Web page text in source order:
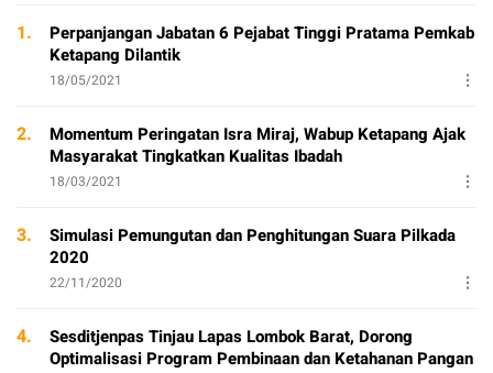
1.
Perpanjangan Jabatan 6 Pejabat Tinggi Pratama Pemkab
Ketapang Dilantik
18/05/2021
2.
Momentum Peringatan Isra Miraj, Wabup Ketapang Ajak
Masyarakat Tingkatkan Kualitas Ibadah
18/03/2021
3.
Simulasi Pemungutan dan Penghitungan Suara Pilkada
2020
22/11/2020
4.
Sesditjenpas Tinjau Lapas Lombok Barat, Dorong
Optimalisasi Program Pembinaan dan Ketahanan Pangan